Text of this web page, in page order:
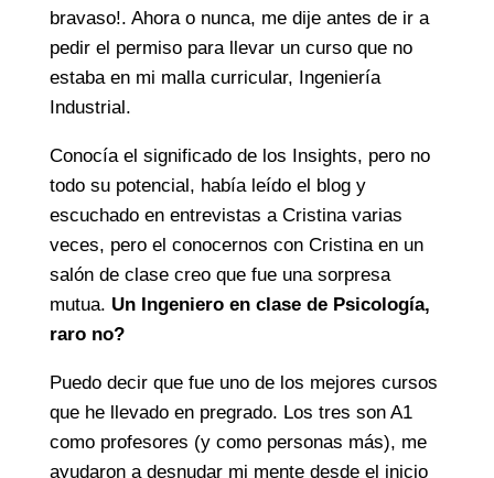
bravaso!. Ahora o nunca, me dije antes de ir a
pedir el permiso para llevar un curso que no
estaba en mi malla curricular, Ingeniería
Industrial.
Conocía el significado de los Insights, pero no
todo su potencial, había leído el blog y
escuchado en entrevistas a Cristina varias
veces, pero el conocernos con Cristina en un
salón de clase creo que fue una sorpresa
mutua. Un Ingeniero en clase de Psicología,
raro no?
Puedo decir que fue uno de los mejores cursos
que he llevado en pregrado. Los tres son A1
como profesores (y como personas más), me
ayudaron a desnudar mi mente desde el inicio